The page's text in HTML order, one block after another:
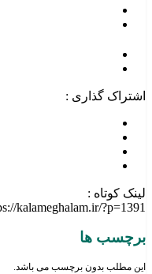
اشتراک گذاری :
لینک کوتاه :
kalameghalam.ir/?p=1391
برچسب ها
این مطلب بدون برچسب می باشد.